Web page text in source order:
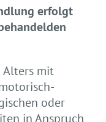
erfolgt
Alters mit
oder
in Anspruch